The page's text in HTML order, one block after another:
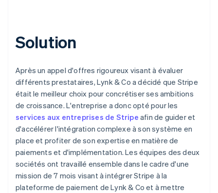
Solution
Après un appel d'offres rigoureux visant à évaluer
différents prestataires, Lynk & Co a décidé que Stripe
était le meilleur choix pour concrétiser ses ambitions
de croissance. L'entreprise a donc opté pour les
services aux entreprises de Stripe afin de guider et
d'accélérer l'intégration complexe à son système en
place et profiter de son expertise en matière de
paiements et d'implémentation. Les équipes des deux
sociétés ont travaillé ensemble dans le cadre d'une
mission de 7 mois visant à intégrer Stripe à la
plateforme de paiement de Lynk & Co et à mettre